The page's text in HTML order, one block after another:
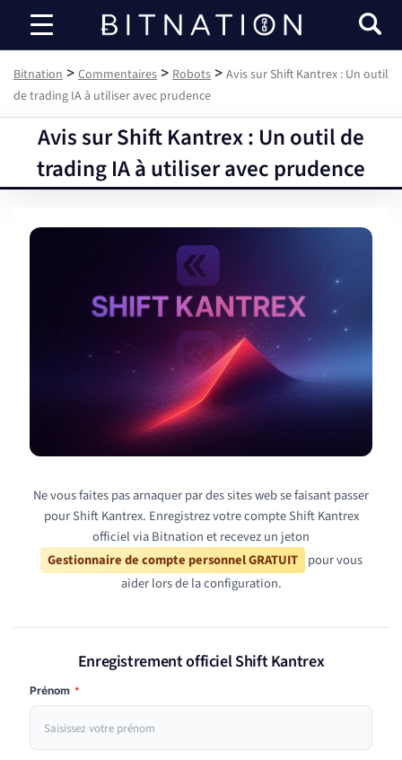
Bitnation
Bitnation > Commentaires > Robots > Avis sur Shift Kantrex : Un outil
de trading IA à utiliser avec prudence
Avis sur Shift Kantrex : Un outil de
trading IA à utiliser avec prudence
Ne vous faites pas arnaquer par des sites web se faisant passer
pour Shift Kantrex. Enregistrez votre compte Shift Kantrex
officiel via Bitnation et recevez un jeton
Gestionnaire de compte personnel GRATUIT pour vous
aider lors de la configuration.
Enregistrement officiel Shift Kantrex
Prénom *